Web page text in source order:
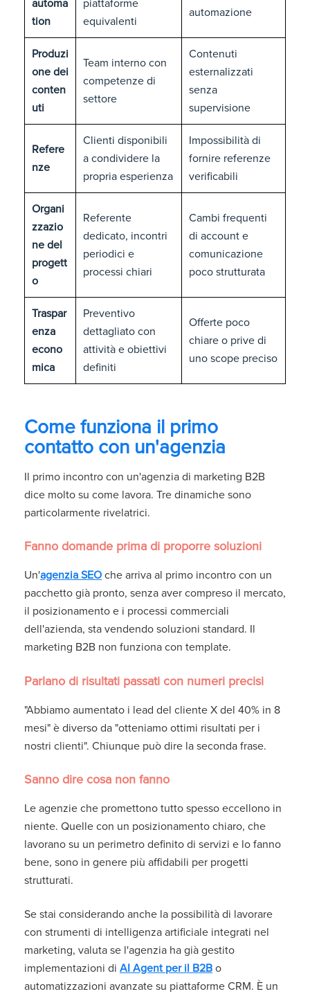
automa
tion
piattaforme
equivalenti
automazione
Produzi
one dei
conten
uti
Team interno con
competenze di
settore
Contenuti
esternalizzati
senza
supervisione
Refere
nze
Clienti disponibili
a condividere la
propria esperienza
Impossibilità di
fornire referenze
verificabili
Organi
zzazio
ne del
progett
o
Referente
dedicato, incontri
periodici e
processi chiari
Cambi frequenti
di account e
comunicazione
poco strutturata
Traspar
enza
econo
mica
Preventivo
dettagliato con
attività e obiettivi
definiti
Offerte poco
chiare o prive di
uno scope preciso
Come funziona il primo
contatto con un'agenzia
Il primo incontro con un'agenzia di marketing B2B
dice molto su come lavora. Tre dinamiche sono
particolarmente rivelatrici.
Fanno domande prima di proporre soluzioni
Un'agenzia SEO che arriva al primo incontro con un
pacchetto già pronto, senza aver compreso il mercato,
il posizionamento e i processi commerciali
dell'azienda, sta vendendo soluzioni standard. Il
marketing B2B non funziona con template.
Parlano di risultati passati con numeri precisi
"Abbiamo aumentato i lead del cliente X del 40% in 8
mesi" è diverso da "otteniamo ottimi risultati per i
nostri clienti". Chiunque può dire la seconda frase.
Sanno dire cosa non fanno
Le agenzie che promettono tutto spesso eccellono in
niente. Quelle con un posizionamento chiaro, che
lavorano su un perimetro definito di servizi e lo fanno
bene, sono in genere più affidabili per progetti
strutturati.
Se stai considerando anche la possibilità di lavorare
con strumenti di intelligenza artificiale integrati nel
marketing, valuta se l'agenzia ha già gestito
implementazioni di AI Agent per il B2B o
automatizzazioni avanzate su piattaforme CRM. È un